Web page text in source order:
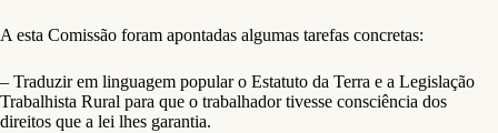
A esta Comissão foram apontadas algumas tarefas concretas:
– Traduzir em linguagem popular o Estatuto da Terra e a Legislação
Trabalhista Rural para que o trabalhador tivesse consciência dos
direitos que a lei lhes garantia.